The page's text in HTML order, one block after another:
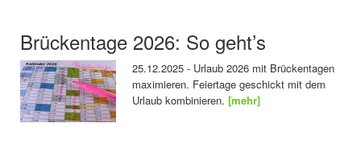
Brückentage 2026: So geht’s
25.12.2025 - Urlaub 2026 mit Brückentagen
maximieren. Feiertage geschickt mit dem
Urlaub kombinieren.[mehr]